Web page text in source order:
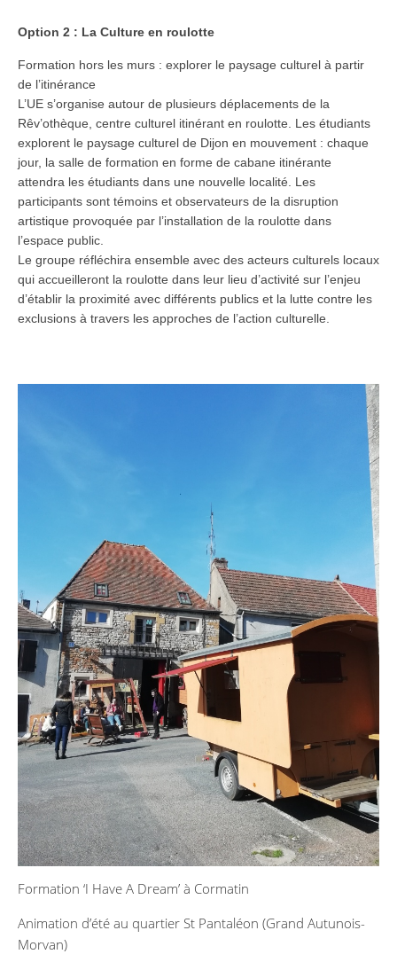
Option 2 : La Culture en roulotte
Formation hors les murs : explorer le paysage culturel à partir
de l’itinérance
L’UE s’organise autour de plusieurs déplacements de la
Rêv’othèque, centre culturel itinérant en roulotte. Les étudiants
explorent le paysage culturel de Dijon en mouvement : chaque
jour, la salle de formation en forme de cabane itinérante
attendra les étudiants dans une nouvelle localité. Les
participants sont témoins et observateurs de la disruption
artistique provoquée par l’installation de la roulotte dans
l’espace public.
Le groupe réfléchira ensemble avec des acteurs culturels locaux
qui accueilleront la roulotte dans leur lieu d’activité sur l’enjeu
d’établir la proximité avec différents publics et la lutte contre les
exclusions à travers les approches de l’action culturelle.
Formation ‘I Have A Dream’ à Cormatin
Animation d’été au quartier St Pantaléon (Grand Autunois-
Morvan)